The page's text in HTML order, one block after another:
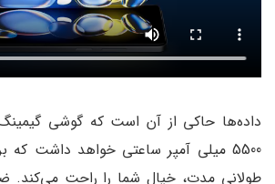
5500 میلی آمپر ساعتی خواهد داشت که
طولانی مدت، خیال شما را راحت می‌کند.